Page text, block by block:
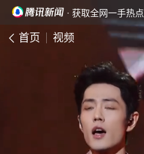
· 获取全网一手热点
首页 视频